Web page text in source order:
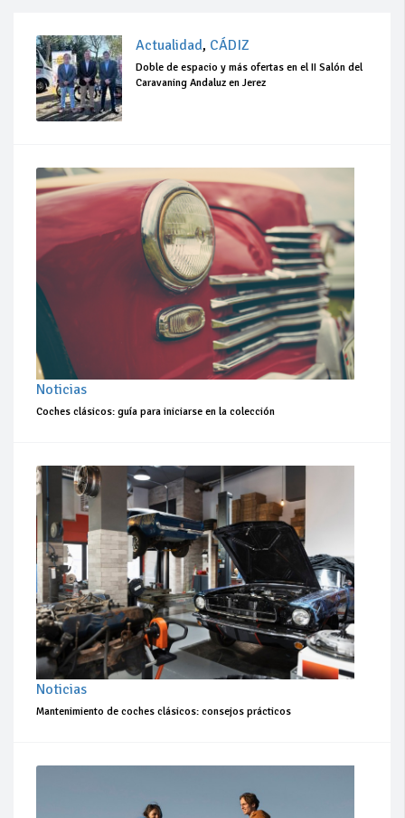
Actualidad, CÁDIZ
Doble de espacio y más ofertas en el II Salón del
Caravaning Andaluz en Jerez
Noticias
Coches clásicos: guía para iniciarse en la colección
Noticias
Mantenimiento de coches clásicos: consejos prácticos